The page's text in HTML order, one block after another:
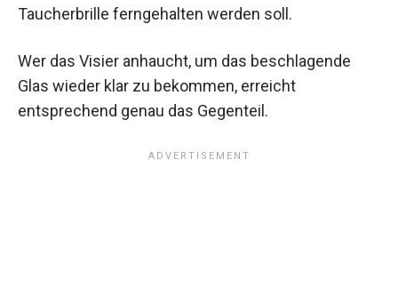
Taucherbrille ferngehalten werden soll.
Wer das Visier anhaucht, um das beschlagende
Glas wieder klar zu bekommen, erreicht
entsprechend genau das Gegenteil.